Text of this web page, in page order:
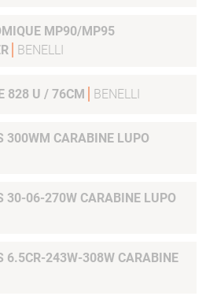
MP90/MP95
BENELLI
BANDE VENTILLE 828 U / 76CM BENELLI
300WM CARABINE LUPO
30-06-270W CARABINE LUPO
6.5CR-243W-308W CARABINE